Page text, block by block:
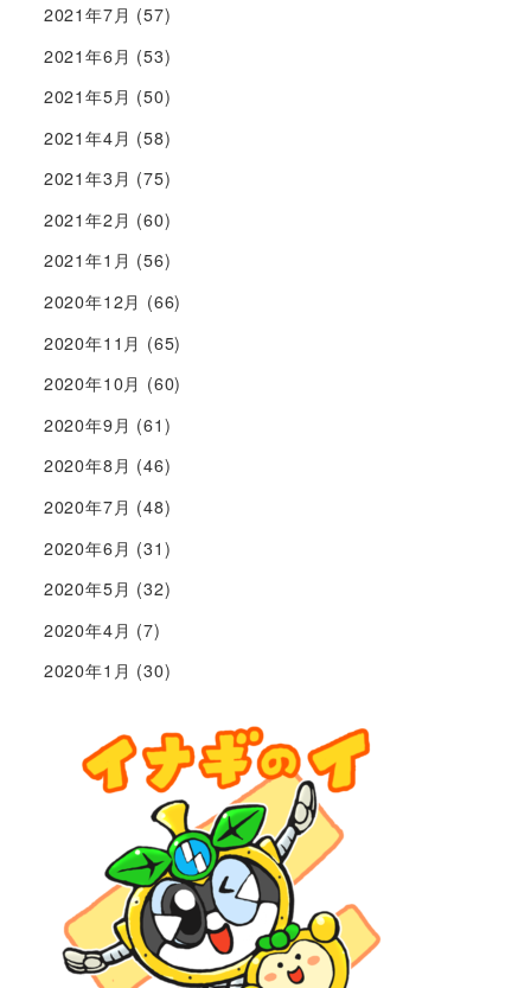
2021年7月 (57)
2021年6月 (53)
2021年5月 (50)
2021年4月 (58)
2021年3月 (75)
2021年2月 (60)
2021年1月 (56)
2020年12月 (66)
2020年11月 (65)
2020年10月 (60)
2020年9月 (61)
2020年8月 (46)
2020年7月 (48)
2020年6月 (31)
2020年5月 (32)
2020年4月 (7)
2020年1月 (30)